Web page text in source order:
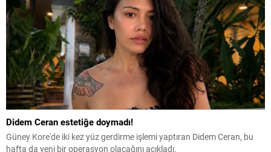
Didem Ceran estetiğe doymadı!
Güney Kore'de iki kez yüz gerdirme işlemi yaptıran Didem Ceran, bu
hafta da yeni bir operasyon olacağını açıkladı.